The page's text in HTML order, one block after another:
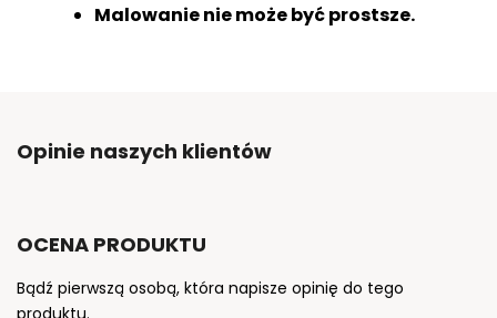
Malowanie nie może być prostsze.
Opinie naszych klientów
OCENA PRODUKTU
Bądź pierwszą osobą, która napisze opinię do tego
produktu.